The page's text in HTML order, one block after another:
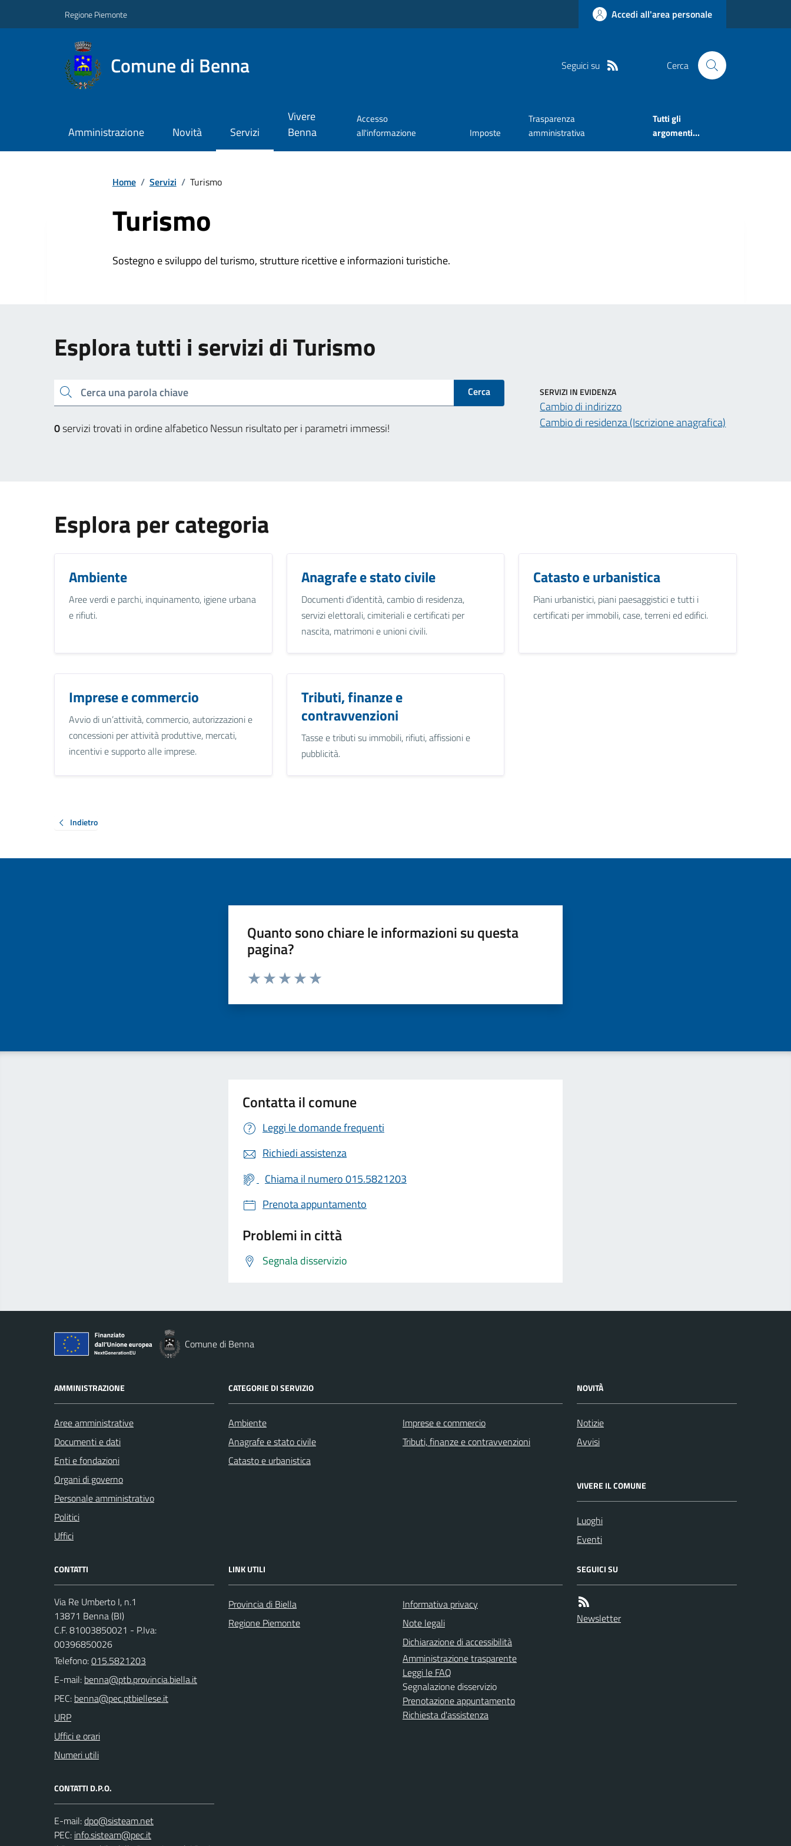
Regione Piemonte Accedi all'area personale
Comune di Benna Seguici su Cerca
Amministrazione Novità Servizi
Vivere
Benna
Accesso
all'informazione
Imposte
Trasparenza
amministrativa
Tutti gli
argomenti...
Home / Servizi / Turismo
Turismo
Sostegno e sviluppo del turismo, strutture ricettive e informazioni turistiche.
Esplora tutti i servizi di Turismo
Cerca una parola chiave Cerca
0servizi trovati in ordine alfabeticoNessun risultato per i parametri immessi!
SERVIZI IN EVIDENZA
Cambio di indirizzo
Cambio di residenza (Iscrizione anagrafica)
Esplora per categoria
Ambiente
Aree verdi e parchi, inquinamento, igiene urbana
e rifiuti.
Anagrafe e stato civile
Documenti d’identità, cambio di residenza,
servizi elettorali, cimiteriali e certificati per
nascita, matrimoni e unioni civili.
Catasto e urbanistica
Piani urbanistici, piani paesaggistici e tutti i
certificati per immobili, case, terreni ed edifici.
Imprese e commercio
Avvio di un’attività, commercio, autorizzazioni e
concessioni per attività produttive, mercati,
incentivi e supporto alle imprese.
Tributi, finanze e
contravvenzioni
Tasse e tributi su immobili, rifiuti, affissioni e
pubblicità.
Indietro
Quanto sono chiare le informazioni su questa
pagina?
Valuta da 1 a 5 stelle la pagina
Contatta il comune
Leggi le domande frequenti
Richiedi assistenza
Chiama il numero 015.5821203
Prenota appuntamento
Problemi in città
Segnala disservizio
Comune di Benna
AMMINISTRAZIONE
Aree amministrative
Documenti e dati
Enti e fondazioni
Organi di governo
Personale amministrativo
Politici
Uffici
CATEGORIE DI SERVIZIO
Ambiente
Anagrafe e stato civile
Catasto e urbanistica
Imprese e commercio
Tributi, finanze e contravvenzioni
NOVITÀ
Notizie
Avvisi
VIVERE IL COMUNE
Luoghi
Eventi
CONTATTI
Via Re Umberto I, n.1
13871 Benna (BI)
C.F. 81003850021 - P.Iva:
00396850026
Telefono:015.5821203
E-mail:
PEC:
URP
Uffici e orari
Numeri utili
CONTATTI D.P.O.
E-mail:
PEC:
LINK UTILI
Provincia di Biella
Regione Piemonte
Informativa privacy
Note legali
Dichiarazione di accessibilità
Amministrazione trasparente
Leggi le FAQ
Segnalazione disservizio
Prenotazione appuntamento
Richiesta d'assistenza
SEGUICI SU
Newsletter